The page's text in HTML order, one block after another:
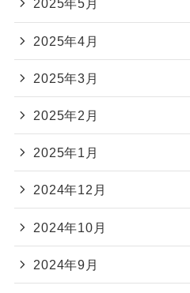
2025年5月
2025年4月
2025年3月
2025年2月
2025年1月
2024年12月
2024年10月
2024年9月